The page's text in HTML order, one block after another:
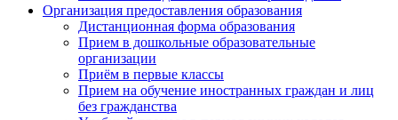
Организация предоставления образования
Дистанционная форма образования
Прием в дошкольные образовательные
организации
Приём в первые классы
Прием на обучение иностранных граждан и лиц
без гражданства